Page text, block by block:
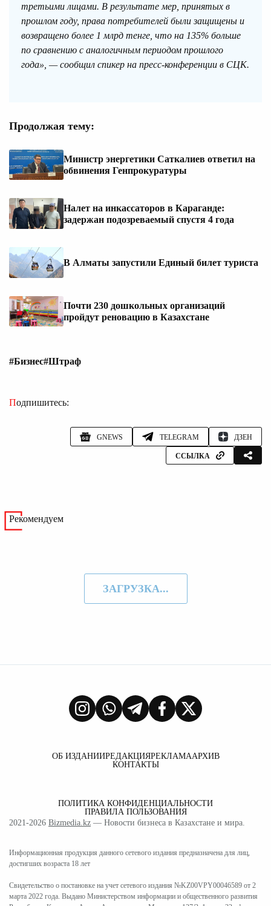
третьими лицами. В результате мер, принятых в
прошлом году, права потребителей были защищены и
возвращено более 1 млрд тенге, что на 135% больше
по сравнению с аналогичным периодом прошлого
года», — сообщил спикер на пресс-конференции в СЦК.
Продолжая тему:
Министр энергетики Саткалиев ответил на
обвинения Генпрокуратуры
Налет на инкассаторов в Караганде:
задержан подозреваемый спустя 4 года
В Алматы запустили Единый билет туриста
Почти 230 дошкольных организаций
пройдут реновацию в Казахстане
#Бизнес#Штраф
Подпишитесь:
GNEWS TELEGRAM ДЗЕН
ССЫЛКА
Рекомендуем
ЗАГРУЗКА...
ОБ ИЗДАНИИРЕДАКЦИЯРЕКЛАМААРХИВ
КОНТАКТЫ
ПОЛИТИКА КОНФИДЕНЦИАЛЬНОСТИ
ПРАВИЛА ПОЛЬЗОВАНИЯ
2021-2026 Bizmedia.kz — Новости бизнеса в Казахстане и мира.
Информационная продукция данного сетевого издания предназначена для лиц,
достигших возраста 18 лет
Свидетельство о постановке на учет сетевого издания №KZ00VPY00046589 от 2
марта 2022 года. Выдано Министерством информации и общественного развития